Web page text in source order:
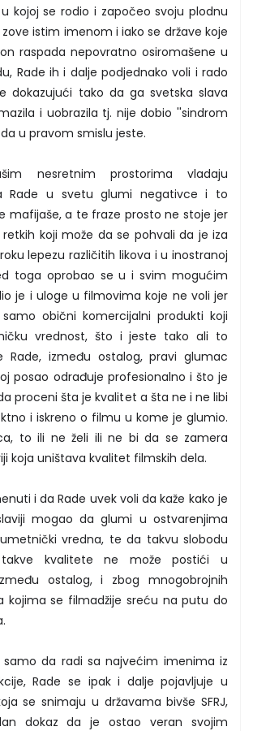
kojoj se rodio i započeo svoju plodnu
istim imenom i iako se države koje
raspada nepovratno osiromašene u
Rade ih i dalje podjednako voli i rado
dokazujući tako da ga svetska slava
i uobrazila tj. nije dobio ''sindrom
u pravom smislu jeste.
nesretnim prostorima vladaju
Rade u svetu glumi negativce i to
mafijaše, a te fraze prosto ne stoje jer
koji može da se pohvali da je iza
lepezu različitih likova i u inostranoj
toga oprobao se u i svim mogućim
je i uloge u filmovima koje ne voli jer
obični komercijalni produkti koji
vrednost, što i jeste tako ali to
Rade, između ostalog, pravi glumac
posao odrađuje profesionalno i što je
proceni šta je kvalitet a šta ne i ne libi
i iskreno o filmu u kome je glumio.
to ili ne želi ili ne bi da se zamera
koja uništava kvalitet filmskih dela.
i da Rade uvek voli da kaže kako je
mogao da glumi u ostvarenjima
vredna, te da takvu slobodu
takve kvalitete ne može postići u
ostalog, i zbog mnogobrojnih
kojima se filmadžije sreću na putu do
da radi sa najvećim imenima iz
Rade se ipak i dalje pojavljuje u
se snimaju u državama bivše SFRJ,
dokaz da je ostao veran svojim